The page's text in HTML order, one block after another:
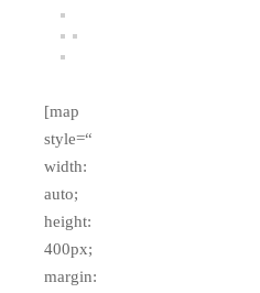
[map
style=“
width:
auto;
height:
400px;
margin: